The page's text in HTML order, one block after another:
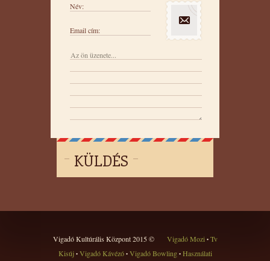
Név:
Email cím:
KÜLDÉS
Vigadó Kultúrális Központ 2015 © Vigadó Mozi •Tv
Kisúj • Vigadó Kávézó •Vigadó Bowling •Használati